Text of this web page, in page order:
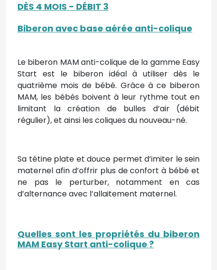
DÈS 4 MOIS - DÉBIT 3
Biberon avec base aérée anti-colique
Le biberon MAM anti-colique de la gamme Easy
Start est le biberon idéal à utiliser dès le
quatrième mois de bébé. Grâce à ce biberon
MAM, les bébés boivent à leur rythme tout en
limitant la création de bulles d’air (débit
régulier), et ainsi les coliques du nouveau-né.
Sa tétine plate et douce permet d’imiter le sein
maternel afin d’offrir plus de confort à bébé et
ne pas le perturber, notamment en cas
d’alternance avec l’allaitement maternel.
Quelles sont les propriétés du biberon
MAM Easy Start anti-colique ?